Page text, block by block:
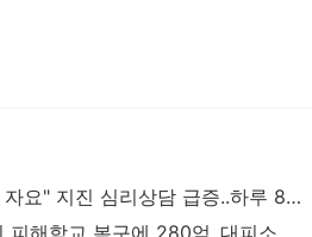
"잠을 못 자요" 지진 심리상담 급증..하루 800건 넘어
포항지진 피해학교 복구에 280억..대피소 '특등급' 내진 적용